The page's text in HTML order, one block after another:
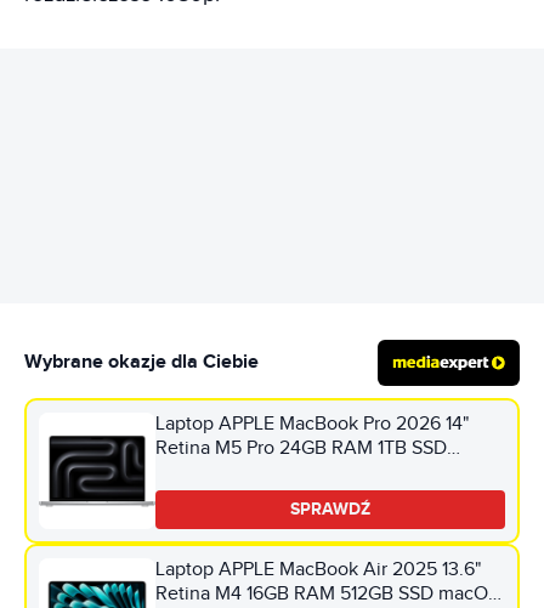
Wybrane okazje dla Ciebie
Laptop APPLE MacBook Pro 2026 14"
Retina M5 Pro 24GB RAM 1TB SSD
SPRAWDŹ
Laptop APPLE MacBook Air 2025 13.6"
Retina M4 16GB RAM 512GB SSD macOS